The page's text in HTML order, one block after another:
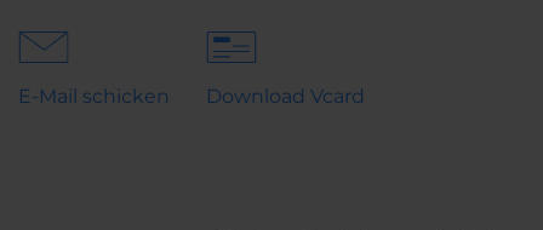
E-Mail schicken Download Vcard